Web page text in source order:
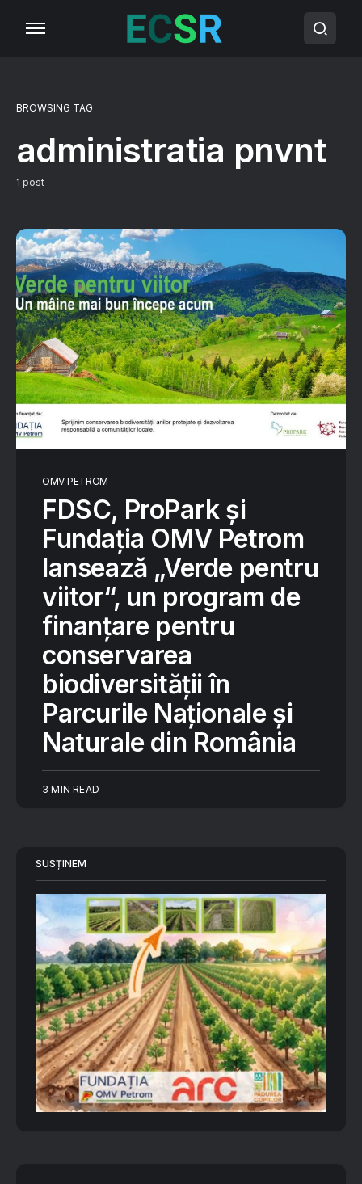
BROWSING TAG
administratia pnvnt
1 post
OMV PETROM
FDSC, ProPark și
Fundația OMV Petrom
lansează „Verde pentru
viitor“, un program de
finanțare pentru
conservarea
biodiversității în
Parcurile Naționale și
Naturale din România
3 MIN READ
SUSȚINEM